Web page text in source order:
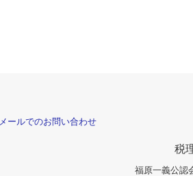
税
福原一義公認